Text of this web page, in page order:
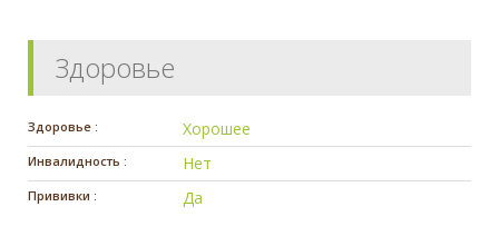
Здоровье
Здоровье : Хорошее
Инвалидность : Нет
Прививки : Да